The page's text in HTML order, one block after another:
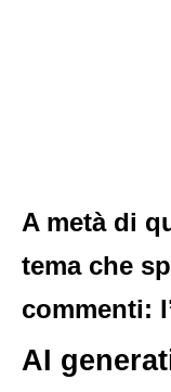
A metà di
tema che
commenti:
AI